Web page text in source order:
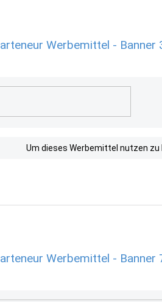
arteneur Werbemittel - Banner
Um dieses Werbemittel nutzen zu
arteneur Werbemittel - Banner